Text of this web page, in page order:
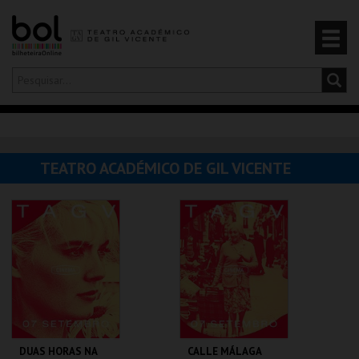
Olá,iniciar sessão
CARRINHO
EVENTOS
CARTÕES
PRODUTOS
TEATRO ACADÉMICO DE GIL VICENTE
DUAS HORAS NA
CALLE MÁLAGA